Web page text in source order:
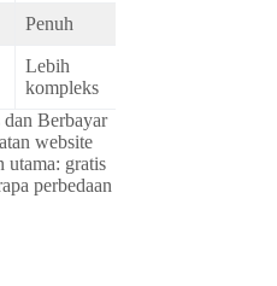
Penuh
Lebih
kompleks
dan Berbayar
website
utama: gratis
perbedaan